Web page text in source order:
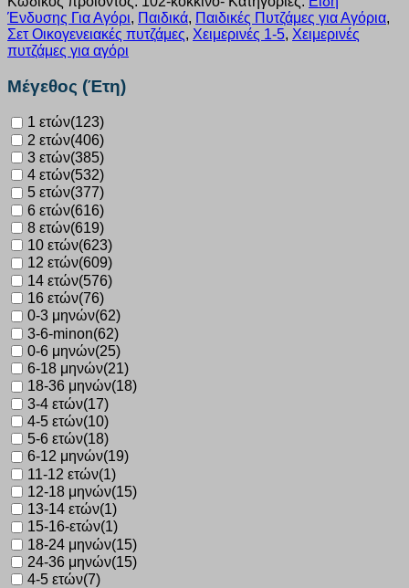
“Mickey
boy”
κόκκινο
102
ποσότητα
Ένδυσης Για Αγόρι, Παιδικά, Παιδικές Πυτζάμες για Αγόρια,
Σετ Οικογενειακές πυτζάμες, Χειμερινές 1-5, Χειμερινές
πυτζάμες για αγόρι
Μέγεθος (Έτη)
1 ετών(123)
2 ετών(406)
3 ετών(385)
4 ετών(532)
5 ετών(377)
6 ετών(616)
8 ετών(619)
10 ετών(623)
12 ετών(609)
14 ετών(576)
16 ετών(76)
0-3 μηνών(62)
3-6-minon(62)
0-6 μηνών(25)
6-18 μηνών(21)
18-36 μηνών(18)
3-4 ετών(17)
4-5 ετών(10)
5-6 ετών(18)
6-12 μηνών(19)
11-12 ετών(1)
12-18 μηνών(15)
13-14 ετών(1)
15-16-ετών(1)
18-24 μηνών(15)
24-36 μηνών(15)
4-5 ετών(7)